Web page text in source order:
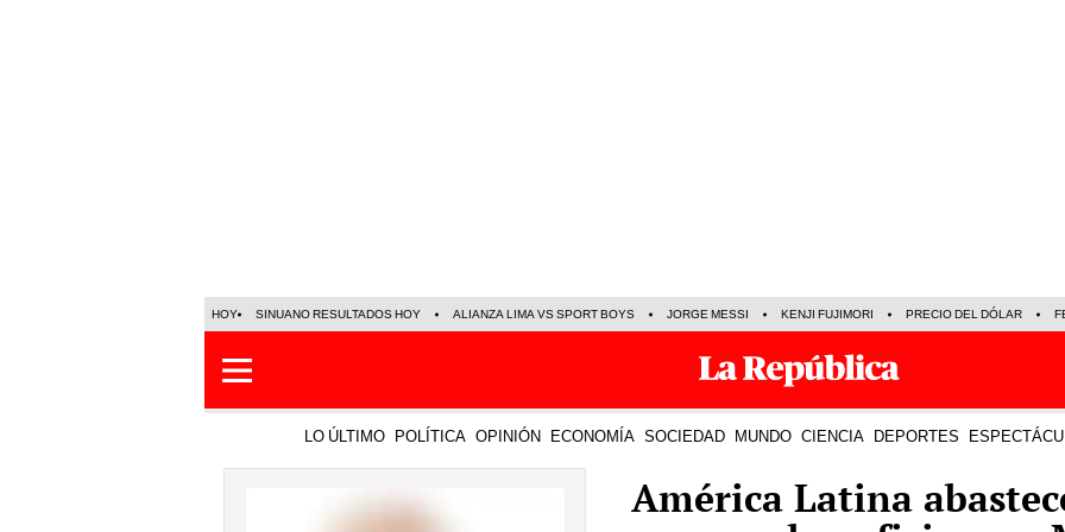
HOY SINUANO RESULTADOS HOY ALIANZA LIMA VS SPORT BOYS JORGE MESSI KENJI FUJIMORI PRECIO DEL DÓLAR
LO ÚLTIMO POLÍTICA OPINIÓN ECONOMÍA SOCIEDAD MUNDO CIENCIA DEPORTES
América Latina